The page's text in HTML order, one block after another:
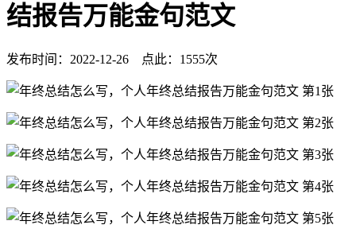
结报告万能金句范文
发布时间：2022-12-26 点此：1555次